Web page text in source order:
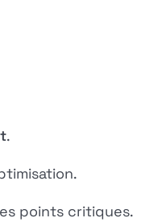
.
points critiques.